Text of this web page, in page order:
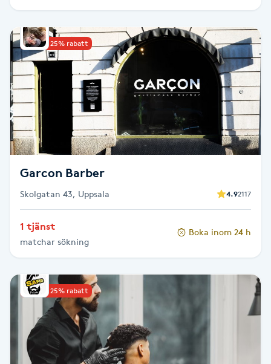
Hårbottenbehandling
Hårförlängning
Hårvård
Hälsa
Hälsprickor
Idrottsmassage
IPL
IPL hårborttagning
IR-massage
Upp till 25% rabatt
Garcon Barber
Skolgatan 43, Uppsala 4.92117
1 tjänst
matchar sökning
Boka inom 24 h
Upp till 25% rabatt